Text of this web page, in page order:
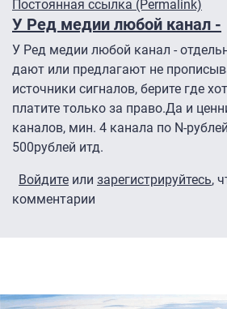
Постоянная ссылка (Permalink)
У Ред медии любой канал -
У Ред медии любой канал -
дают или предлагают не
источники сигналов, берите где
платите только за право.Да и
каналов, мин. 4 канала по N-
500рублей итд.
Войдите или зарегистрируйтесь,
комментарии